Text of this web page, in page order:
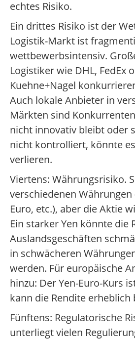
echtes Risiko.
Ein drittes Risiko ist der
Logistik-Markt ist
wettbewerbsintensiv.
Logistiker wie DHL, FedEx
Kuehne+Nagel
Auch lokale Anbieter in
Märkten sind
nicht innovativ bleibt oder
nicht kontrolliert, könnte
verlieren.
Viertens: Währungsrisiko.
verschiedenen Währungen
Euro, etc.), aber die Aktie
Ein starker Yen könnte die
Auslandsgeschäften
in schwächeren
werden. Für europäische
hinzu: Der Yen-Euro-Kurs
kann die Rendite erheblich
Fünftens: Regulatorische
unterliegt vielen